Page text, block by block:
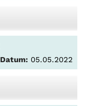
Datum: 05.05.2022